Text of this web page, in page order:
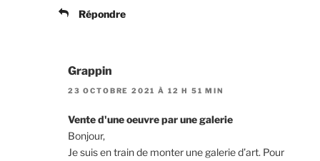
Répondre
Grappin
23 OCTOBRE 2021 À 12 H 51 MIN
Vente d'une oeuvre par une galerie
Bonjour,
Je suis en train de monter une galerie d’art. Pour